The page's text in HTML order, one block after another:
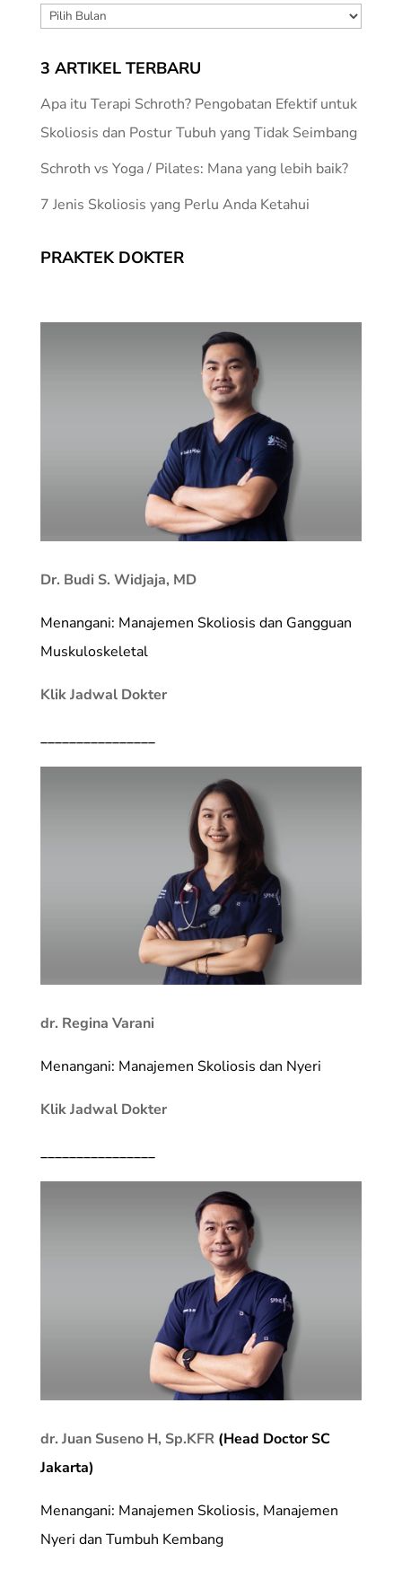
ARCHIVES
3 ARTIKEL TERBARU
Apa itu Terapi Schroth? Pengobatan Efektif untuk
Skoliosis dan Postur Tubuh yang Tidak Seimbang
Schroth vs Yoga / Pilates: Mana yang lebih baik?
7 Jenis Skoliosis yang Perlu Anda Ketahui
PRAKTEK DOKTER
Dr. Budi S. Widjaja, MD
Menangani: Manajemen Skoliosis dan Gangguan
Muskuloskeletal
Klik Jadwal Dokter
________________
dr. Regina Varani
Menangani: Manajemen Skoliosis dan Nyeri
Klik Jadwal Dokter
________________
dr. Juan Suseno H, Sp.KFR(Head Doctor SC
Jakarta)
Menangani: Manajemen Skoliosis, Manajemen
Nyeri dan Tumbuh Kembang